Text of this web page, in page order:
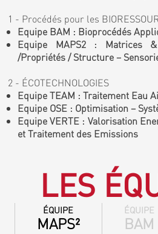
1 - Procédés pour les
Equipe BAM : Bioprocédés
Equipe MAPS2 : Matrices
/Propriétés / Structure –
2 - ÉCOTECHNOLOGIES
Equipe TEAM : Traitement Eau
Equipe OSE : Optimisation –
Equipe VERTE : Valorisation
et Traitement des Emissions
LES
ÉQUIPE
MAPS²
ÉQUIPE
BAM